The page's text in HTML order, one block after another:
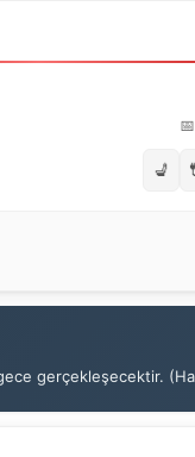
💺
gerçekleşecektir.